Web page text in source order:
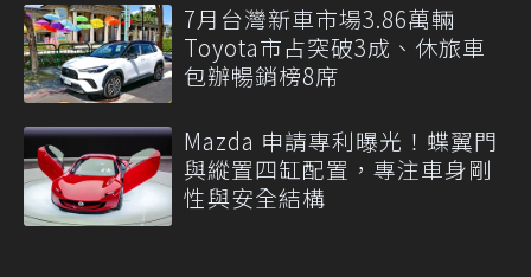
7月台灣新車市場3.86萬輛
Toyota市占突破3成、休旅車
包辦暢銷榜8席
Mazda 申請專利曝光！蝶翼門
與縱置四缸配置，專注車身剛
性與安全結構